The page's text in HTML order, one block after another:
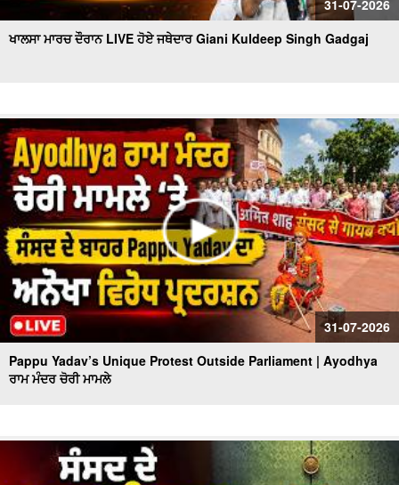
31-07-2026
ਖਾਲਸਾ ਮਾਰਚ ਦੌਰਾਨ LIVE ਹੋਏ ਜਥੇਦਾਰ Giani Kuldeep Singh Gadgaj
31-07-2026
Pappu Yadav’s Unique Protest Outside Parliament | Ayodhya
ਰਾਮ ਮੰਦਰ ਚੋਰੀ ਮਾਮਲੇ